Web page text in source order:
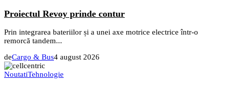
Proiectul Revoy prinde contur
Prin integrarea bateriilor și a unei axe motrice electrice într-o
remorcă tandem...
deCargo & Bus4 august 2026
NoutatiTehnologie